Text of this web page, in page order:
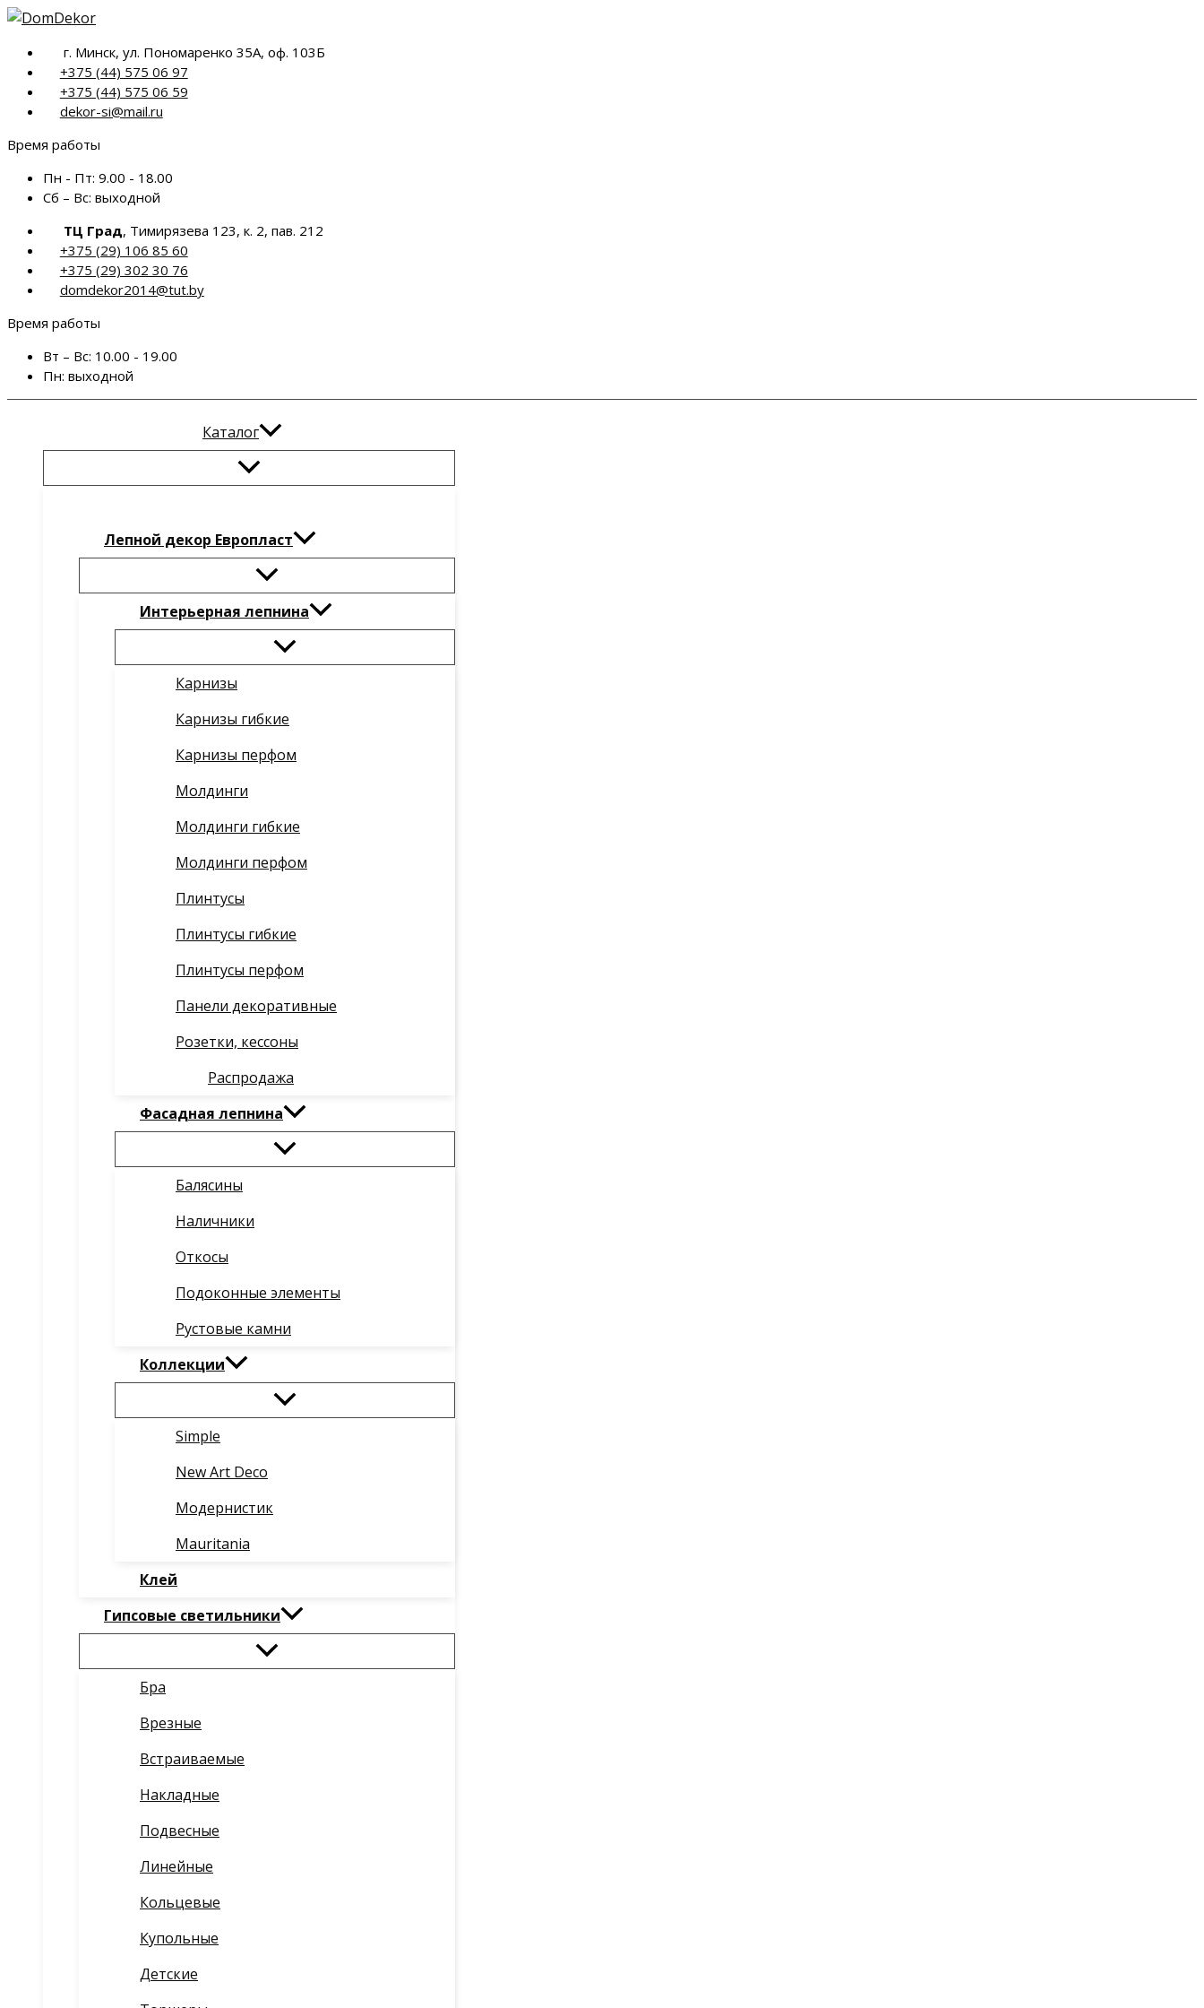
Перейти
содержимомуг. Минск, ул. Пономаренко 35А, оф. 103Б
+375 (44) 575 06 97
+375 (44) 575 06 59
dekor-si@mail.ru
Время работы
Пн - Пт: 9.00 - 18.00
Сб – Вс: выходной
ТЦ Град, Тимирязева 123, к. 2, пав. 212
+375 (29) 106 85 60
+375 (29) 302 30 76
domdekor2014@tut.by
Время работы
Вт – Вс: 10.00 - 19.00
Пн: выходной
Каталог
Лепной декор Европласт
Интерьерная лепнина
Карнизы
Карнизы гибкие
Карнизы перфом
Молдинги
Молдинги гибкие
Молдинги перфом
Плинтусы
Плинтусы гибкие
Плинтусы перфом
Панели декоративные
Розетки, кессоны
Распродажа
Фасадная лепнина
Балясины
Наличники
Откосы
Подоконные элементы
Рустовые камни
Коллекции
Simple
New Art Deco
Модернистик
Mauritania
Клей
Гипсовые светильники
Бра
Врезные
Встраиваемые
Накладные
Подвесные
Линейные
Кольцевые
Купольные
Детские